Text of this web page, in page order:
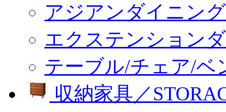
アジアンダイニング
エクステンション
テーブル/チェア/ベ
収納家具／